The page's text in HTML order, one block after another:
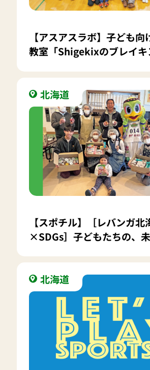
【アスアスラボ】子ども向
教室「Shigekixのブレイキ
北海道
【スポチル】［レバンガ北
×SDGs］子どもたちの、
北海道